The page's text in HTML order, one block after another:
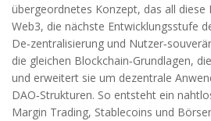
übergeordnetes Konzept, das all diese
Web3, die nächste Entwicklungsstufe
De‑zentralisierung und
die gleichen Blockchain‑Grundlagen,
und erweitert sie um dezentrale
DAO‑Strukturen. So entsteht ein
Margin Trading, Stablecoins und